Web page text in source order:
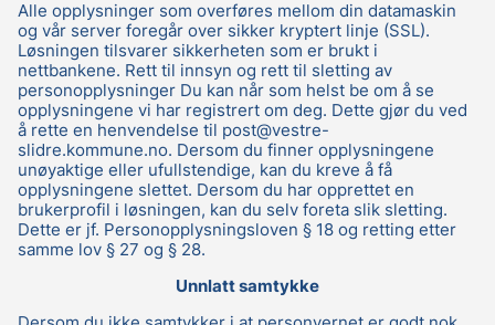
Alle opplysninger som overføres mellom din datamaskin
og vår server foregår over sikker kryptert linje (SSL).
Løsningen tilsvarer sikkerheten som er brukt i
nettbankene. Rett til innsyn og rett til sletting av
personopplysninger Du kan når som helst be om å se
opplysningene vi har registrert om deg. Dette gjør du ved
å rette en henvendelse til post@vestre-
slidre.kommune.no. Dersom du finner opplysningene
unøyaktige eller ufullstendige, kan du kreve å få
opplysningene slettet. Dersom du har opprettet en
brukerprofil i løsningen, kan du selv foreta slik sletting.
Dette er jf. Personopplysningsloven § 18 og retting etter
samme lov § 27 og § 28.
Unnlatt samtykke